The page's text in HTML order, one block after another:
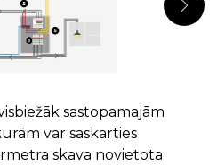
sastopamajām
var saskarties
skava novietota